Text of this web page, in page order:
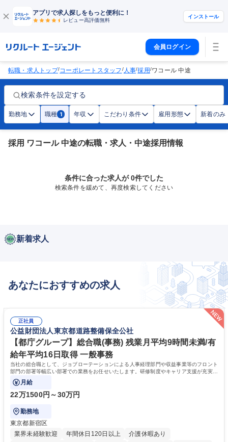
アプリで求人探しをもっと便利に！
レビュー高評価無料
インストール
会員ログイン
転職・求人トップ/コーポレートスタッフ/人事/採用/ワコール 中途
検索条件を設定する
勤務地 職種 1 年収 こだわり条件 雇用形態 新着のみ
採用 ワコール 中途の転職・求人・中途採用情報
条件に合った求人が 0件でした
検索条件を緩めて、再度検索してください
新着求人
あなたにおすすめの求人
正社員
公益財団法人東京都道路整備保全公社
【都庁グループ】総合職(事務) 残業月平均9時間未満/有
給年平均16日取得 一般事務
当社の総合職として、ジョブローテーションによる人事経理部門や収益事業等のフロント
部門の部署等幅広い部署での業務をお任せいたします。研修制度やキャリア支援が充実し
ております！ ※下記業務詳細
月給
22万1500円～30万円
勤務地
東京都新宿区
業界未経験歓迎
年間休日120日以上
介護休暇あり